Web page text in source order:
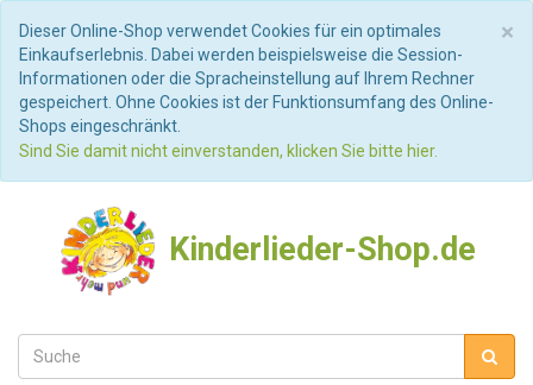
×
Dieser Online-Shop verwendet Cookies für ein optimales
Einkaufserlebnis. Dabei werden beispielsweise die Session-
Informationen oder die Spracheinstellung auf Ihrem Rechner
gespeichert. Ohne Cookies ist der Funktionsumfang des Online-
Shops eingeschränkt.
Sind Sie damit nicht einverstanden, klicken Sie bitte hier.
Kinderlieder-Shop.de